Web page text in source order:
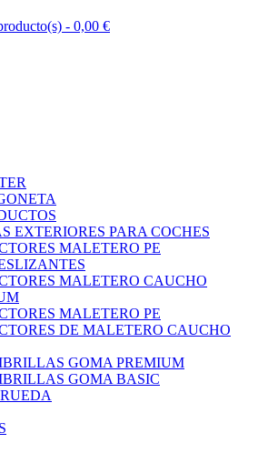
- 0,00 €
EXTERIORES PARA COCHES
MALETERO PE
MALETERO CAUCHO
MALETERO PE
DE MALETERO CAUCHO
GOMA PREMIUM
GOMA BASIC